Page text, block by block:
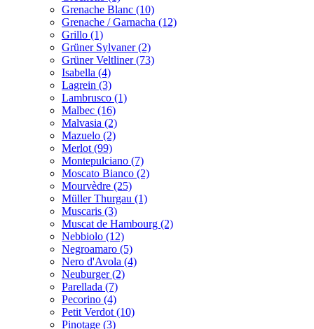
Grenache Blanc (10)
Grenache / Garnacha (12)
Grillo (1)
Grüner Sylvaner (2)
Grüner Veltliner (73)
Isabella (4)
Lagrein (3)
Lambrusco (1)
Malbec (16)
Malvasia (2)
Mazuelo (2)
Merlot (99)
Montepulciano (7)
Moscato Bianco (2)
Mourvèdre (25)
Müller Thurgau (1)
Muscaris (3)
Muscat de Hambourg (2)
Nebbiolo (12)
Negroamaro (5)
Nero d'Avola (4)
Neuburger (2)
Parellada (7)
Pecorino (4)
Petit Verdot (10)
Pinotage (3)